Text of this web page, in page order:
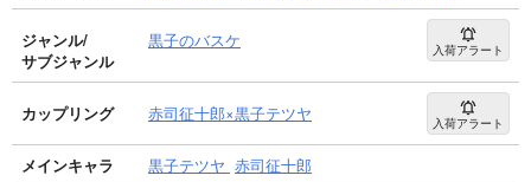
ジャンル/
サブジャンル
黒子のバスケ 入荷アラート
カップリング 赤司征十郎×黒子テツヤ 入荷アラート
メインキャラ 黒子テツヤ 赤司征十郎